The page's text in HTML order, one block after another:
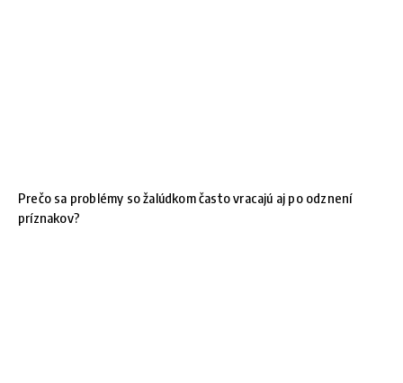
Prečo sa problémy so žalúdkom často vracajú aj po odznení
príznakov?